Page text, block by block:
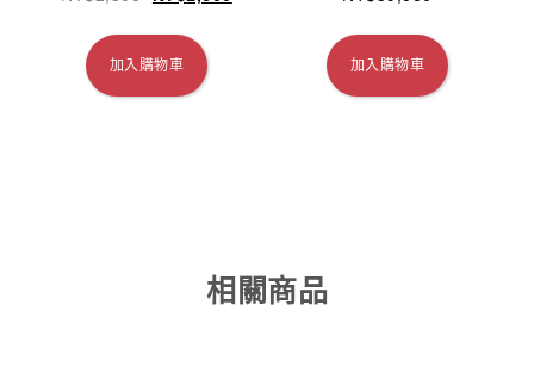
加入購物車 加入購物車
相關商品